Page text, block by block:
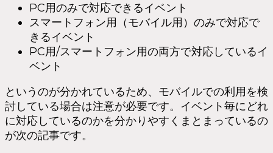
PC用のみで対応できるイベント
スマートフォン用（モバイル用）のみで対応で
きるイベント
PC用/スマートフォン用の両方で対応しているイ
ベント
というのが分かれているため、モバイルでの利用を検
討している場合は注意が必要です。イベント毎にどれ
に対応しているのかを分かりやすくまとまっているの
が次の記事です。